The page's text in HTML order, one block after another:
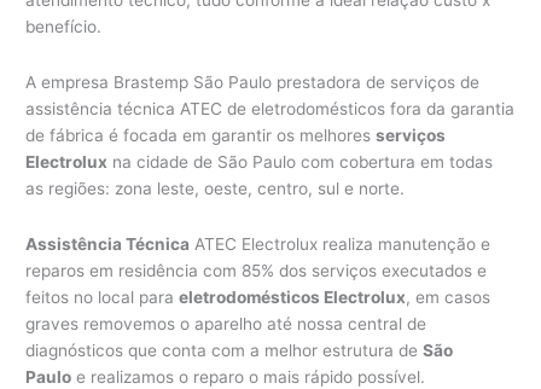
benefício.
A empresa Brastemp São Paulo prestadora de serviços de
assistência técnica ATEC de eletrodomésticos fora da garantia
de fábrica é focada em garantir os melhoresserviços
Electrolux na cidade de São Paulo com cobertura em todas
as regiões: zona leste, oeste, centro, sul e norte.
Assistência Técnica ATEC Electrolux realiza manutenção e
reparos em residência com 85% dos serviços executados e
feitos no local paraeletrodomésticos Electrolux, em casos
graves removemos o aparelho até nossa central de
diagnósticos que conta com a melhor estrutura deSão
Paulo e realizamos o reparo o mais rápido possível.